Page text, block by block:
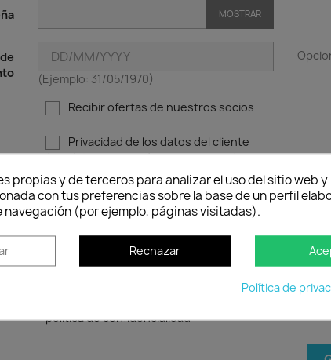
MOSTRAR
(Ejemplo: 31/05/1970)
Recibir ofertas de nuestros socios
Privacidad de los datos del cliente
Los datos personales que proporciona
son utilizados para satisfacer sus
necesidades, procesar pedidos o
permitirle el acceso a una información
específica. Usted tiene el derecho de
modificar y eliminar toda la información
personal que se encuentra en la página
"Mi Cuenta".
política de confidencialidad
propias y de terceros para analizar el uso del sitio web
con tus preferencias sobre la base de un perfil
navegación (por ejemplo, páginas visitadas).
Rechazar
Política de